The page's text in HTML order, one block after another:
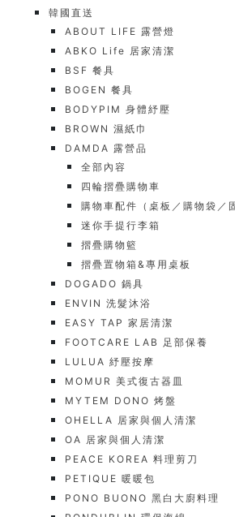
韓國直送
ABOUT LIFE 露營燈
ABKO Life 居家清潔
BSF 餐具
BOGEN 餐具
BODYPIM 身體紓壓
BROWN 濕紙巾
DAMDA 露營品
全部內容
四輪摺疊購物車
購物車配件（桌板／購物袋／
迷你手提行李箱
摺疊購物籃
摺疊置物箱&專用桌板
DOGADO 鍋具
ENVIN 洗髮沐浴
EASY TAP 家居清潔
FOOTCARE LAB 足部保養
LULUA 紓壓按摩
MOMUR 美式復古器皿
MYTEM DONO 烤盤
OHELLA 居家與個人清潔
OA 居家與個人清潔
PEACE KOREA 料理剪刀
PETIQUE 暖暖包
PONO BUONO 黑白大廚料理